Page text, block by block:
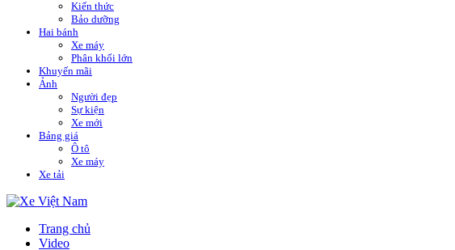
Kiến thức
Bảo dưỡng
Hai bánh
Xe máy
Phân khối lớn
Khuyến mãi
Ảnh
Người đẹp
Sự kiện
Xe mới
Bảng giá
Ô tô
Xe máy
Xe tải
Trang chủ
Video